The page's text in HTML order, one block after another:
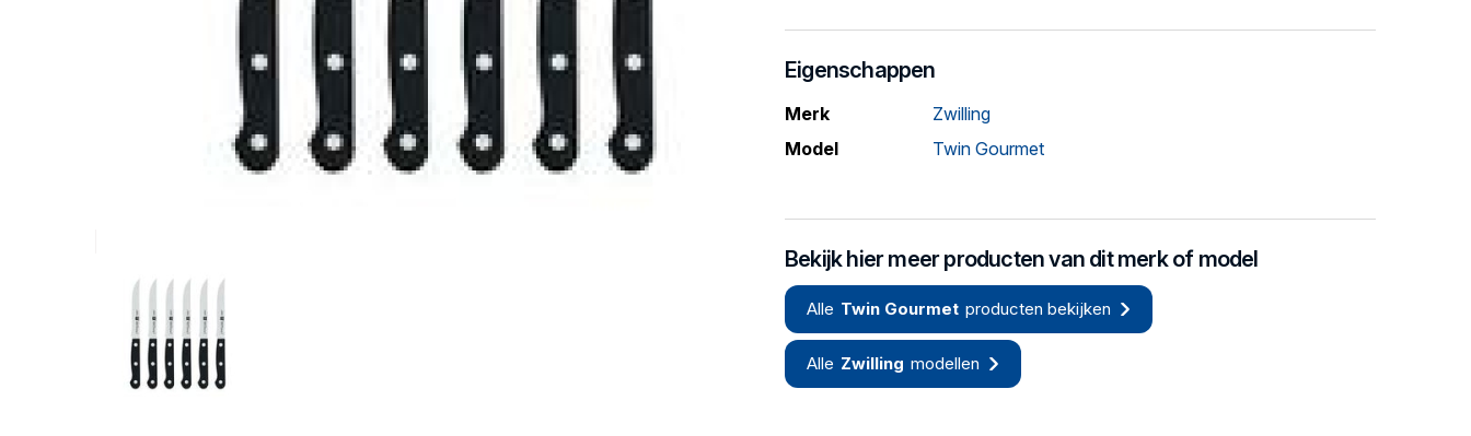
Eigenschappen
Merk
Zwilling
Model
Twin Gourmet
Bekijk hier meer producten van dit merk of model
Alle Twin Gourmet producten bekijken
Alle Zwilling modellen